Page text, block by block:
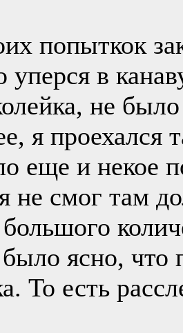
попыткок
уперся в
не
я проехался
еще и некое
не смог там
ясно, что
То есть